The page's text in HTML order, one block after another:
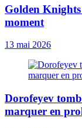
Golden
moment
13 mai 2026
Dorofeyev
marquer en